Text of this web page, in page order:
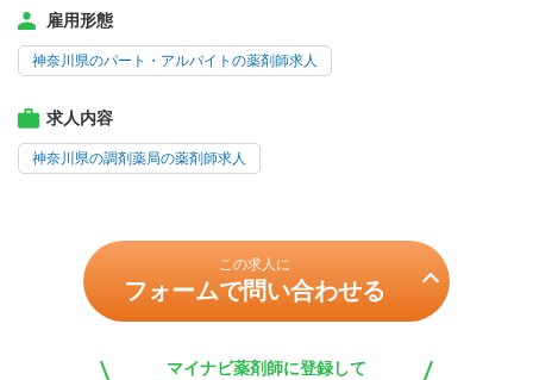
雇用形態
神奈川県のパート・アルバイトの薬剤師求人
求人内容
神奈川県の調剤薬局の薬剤師求人
この求人に
フォームで問い合わせる
マイナビ薬剤師に登録して